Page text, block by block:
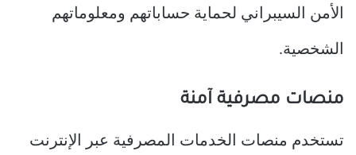
الأمن السيبراني لحماية حساباتهم ومعلوماتهم
الشخصية.
منصات مصرفية آمنة
تستخدم منصات الخدمات المصرفية عبر الإنترنت